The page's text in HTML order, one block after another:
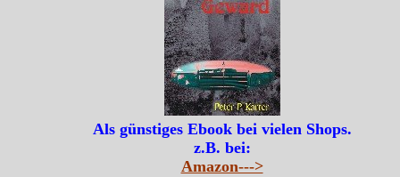
Als günstiges Ebook bei vielen Shops.
z.B. bei:
Amazon--->